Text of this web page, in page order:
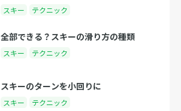
スキー テクニック
全部できる？スキーの滑り方の種類
スキー テクニック
スキーのターンを小回りに
スキー テクニック